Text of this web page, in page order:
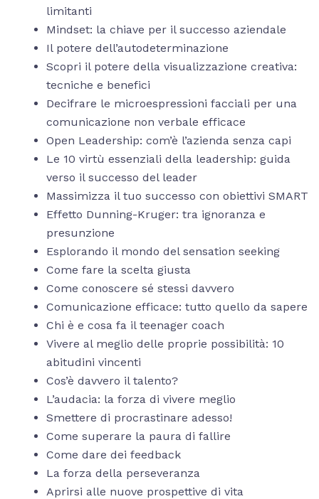
limitanti
Mindset: la chiave per il successo aziendale
Il potere dell’autodeterminazione
Scopri il potere della visualizzazione creativa:
tecniche e benefici
Decifrare le microespressioni facciali per una
comunicazione non verbale efficace
Open Leadership: com’è l’azienda senza capi
Le 10 virtù essenziali della leadership: guida
verso il successo del leader
Massimizza il tuo successo con obiettivi SMART
Effetto Dunning-Kruger: tra ignoranza e
presunzione
Esplorando il mondo del sensation seeking
Come fare la scelta giusta
Come conoscere sé stessi davvero
Comunicazione efficace: tutto quello da sapere
Chi è e cosa fa il teenager coach
Vivere al meglio delle proprie possibilità: 10
abitudini vincenti
Cos’è davvero il talento?
L’audacia: la forza di vivere meglio
Smettere di procrastinare adesso!
Come superare la paura di fallire
Come dare dei feedback
La forza della perseveranza
Aprirsi alle nuove prospettive di vita